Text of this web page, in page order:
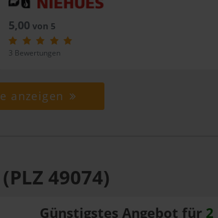
5,00 von 5
3 Bewertungen
anzeigen
49074)
Günstigstes Angebot für